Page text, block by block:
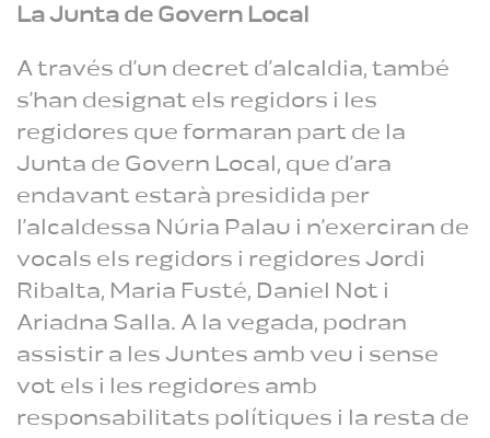
La Junta de Govern Local
A través d’un decret d’alcaldia, també
s’han designat els regidors i les
regidores que formaran part de la
Junta de Govern Local, que d’ara
endavant estarà presidida per
l’alcaldessa Núria Palau i n’exerciran de
vocals els regidors i regidores Jordi
Ribalta, Maria Fusté, Daniel Not i
Ariadna Salla. A la vegada, podran
assistir a les Juntes amb veu i sense
vot els i les regidores amb
responsabilitats polítiques i la resta de